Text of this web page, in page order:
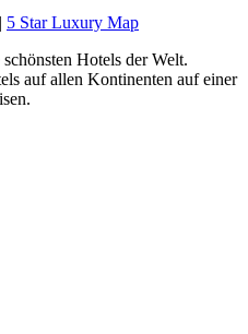
5 Star Luxury Map
Hotels der Welt.
auf allen Kontinenten auf einer